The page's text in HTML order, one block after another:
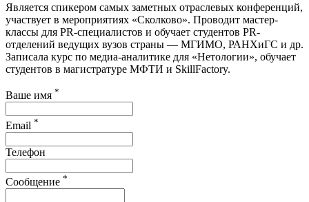
Является спикером самых заметных отраслевых конференций,
участвует в мероприятиях «Сколково». Проводит мастер-
классы для PR-специалистов и обучает студентов PR-
отделений ведущих вузов страны — МГИМО, РАНХиГС и др.
Записала курс по медиа-аналитике для «Нетологии», обучает
студентов в магистратуре МФТИ и SkillFactory.
Ваше имя *
Email *
Телефон
Сообщение *